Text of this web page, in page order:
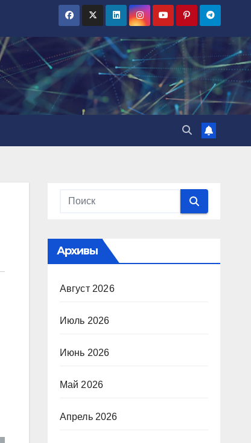
Архивы
Август 2026
Июль 2026
Июнь 2026
Май 2026
Апрель 2026